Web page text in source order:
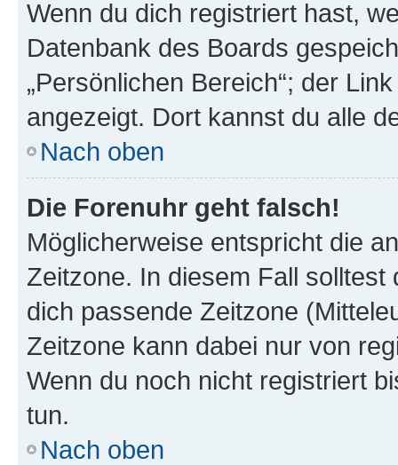
Wenn du dich registriert hast,
Datenbank des Boards
„Persönlichen Bereich“; der
angezeigt. Dort kannst du alle
Nach oben
Die Forenuhr geht falsch!
Möglicherweise entspricht die
Zeitzone. In diesem Fall solltest
dich passende Zeitzone
Zeitzone kann dabei nur von
Wenn du noch nicht registriert
tun.
Nach oben